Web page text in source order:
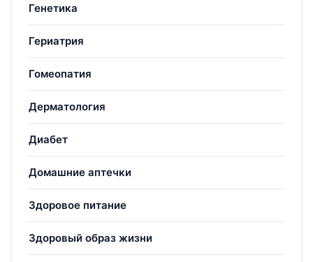
Генетика
Гериатрия
Гомеопатия
Дерматология
Диабет
Домашние аптечки
Здоровое питание
Здоровый образ жизни